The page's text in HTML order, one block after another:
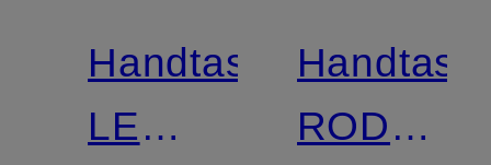
Handtasche
LE
RODEO